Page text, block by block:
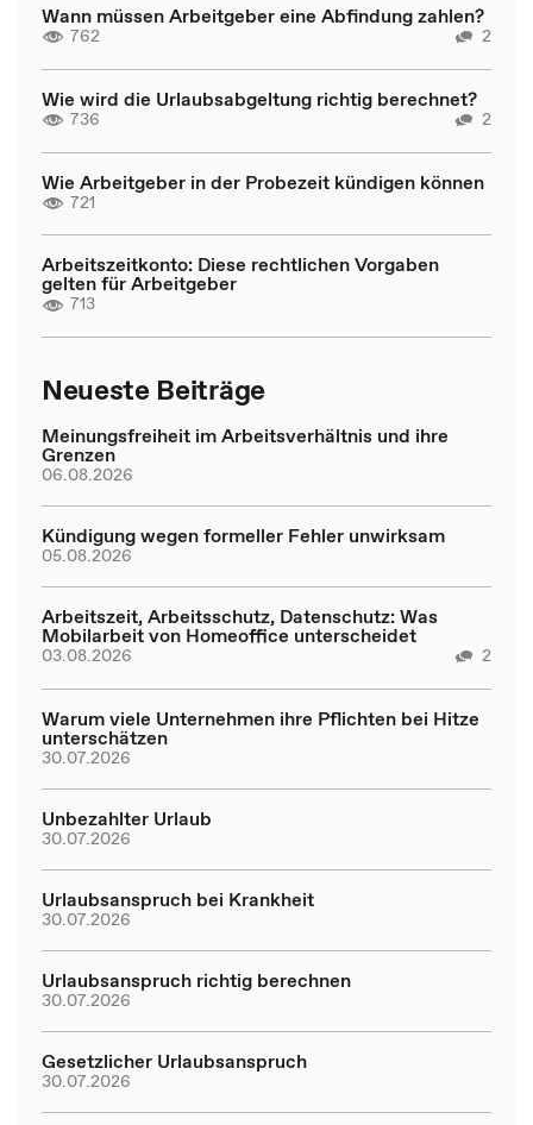
Wann müssen Arbeitgeber eine Abfindung zahlen?
762 2
Wie wird die Urlaubsabgeltung richtig berechnet?
736 2
Wie Arbeitgeber in der Probezeit kündigen können
721
Arbeitszeitkonto: Diese rechtlichen Vorgaben
gelten für Arbeitgeber
713
Neueste Beiträge
Meinungsfreiheit im Arbeitsverhältnis und ihre
Grenzen
06.08.2026
Kündigung wegen formeller Fehler unwirksam
05.08.2026
Arbeitszeit, Arbeitsschutz, Datenschutz: Was
Mobilarbeit von Homeoffice unterscheidet
03.08.2026 2
Warum viele Unternehmen ihre Pflichten bei Hitze
unterschätzen
30.07.2026
Unbezahlter Urlaub
30.07.2026
Urlaubsanspruch bei Krankheit
30.07.2026
Urlaubsanspruch richtig berechnen
30.07.2026
Gesetzlicher Urlaubsanspruch
30.07.2026